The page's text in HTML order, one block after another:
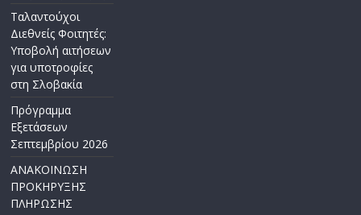
Ταλαντούχοι
Διεθνείς Φοιτητές:
Υποβολή αιτήσεων
για υποτροφίες
στη Σλοβακία
Πρόγραμμα
Εξετάσεων
Σεπτεμβρίου 2026
ΑΝΑΚΟΙΝΩΣΗ
ΠΡΟΚΗΡΥΞΗΣ
ΠΛΗΡΩΣΗΣ